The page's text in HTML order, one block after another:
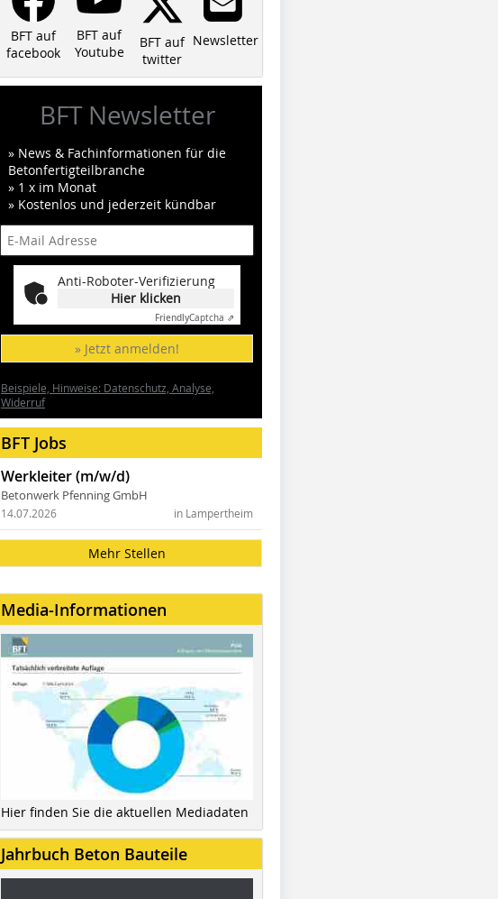
BFT auf
facebook
BFT auf
Youtube
BFT auf
twitter
Newsletter
BFT Newsletter
» News & Fachinformationen für die
Betonfertigteilbranche
» 1 x im Monat
» Kostenlos und jederzeit kündbar
Anti-Roboter-Verifizierung
Hier klicken
FriendlyCaptcha ⇗
» Jetzt anmelden!
Beispiele, Hinweise: Datenschutz, Analyse,
Widerruf
BFT Jobs
Werkleiter (m/w/d)
Betonwerk Pfenning GmbH
in Lampertheim
14.07.2026
Mehr Stellen
Media-Informationen
Hier finden Sie die aktuellen Mediadaten
Jahrbuch Beton Bauteile